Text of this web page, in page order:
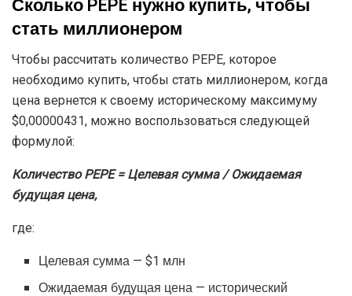
внушительного размера сообщество, а объемы торгов
на ведущих криптобиржах остаются достаточно
лягушонке Пепе монета удержит внимание
инвесторов, она сможет пополнить немногочисленные
ряды мемкоинов, которые заняли прочное место в
криптовалютном ландшафте.
Сколько PEPE нужно купить, чтобы
стать миллионером
Чтобы рассчитать количество PEPE, которое
цена вернется к своему историческому максимуму
$0,00000431, можно воспользоваться следующей